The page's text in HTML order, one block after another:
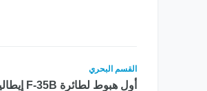
القسم البحري
أول هبوط لطائرة F-35B إيطالية على حاملة طائرات